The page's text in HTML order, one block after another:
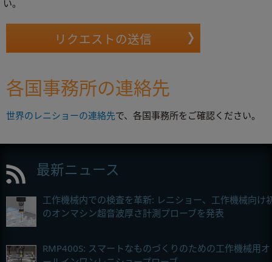
い。
各国事務所の連絡先
世界のレニショーの連絡先で、各国事務所をご確認ください。
最新ニュース
工作機械内での検査を革新: レニショー、工作機械向け
のオンマシン超音波厚さ計測プローブを発表
RMP400S: スマートなものづくりのための工作機械用オ